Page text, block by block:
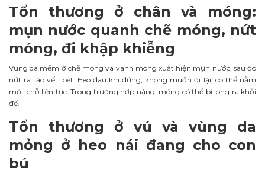
Tổn thương ở chân và móng:
mụn nước quanh chẽ móng, nứt
móng, đi khập khiễng
Vùng da mềm ở chẽ móng và vành móng xuất hiện mụn nước, sau đó
nứt ra tạo vết loét. Heo đau khi đứng, không muốn đi lại, có thể nằm
một chỗ liên tục. Trong trường hợp nặng, móng có thể bị long ra khỏi
đế.
Tổn thương ở vú và vùng da
mỏng ở heo nái đang cho con
bú